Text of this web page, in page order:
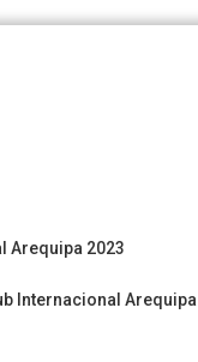
Arequipa 2023
Internacional Arequipa